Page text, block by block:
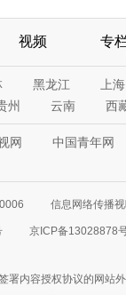
视频 专
黑龙江 上海
州 云南 西
网 中国青年网
信息网络传播
京ICP备13028878
内容授权协议的网